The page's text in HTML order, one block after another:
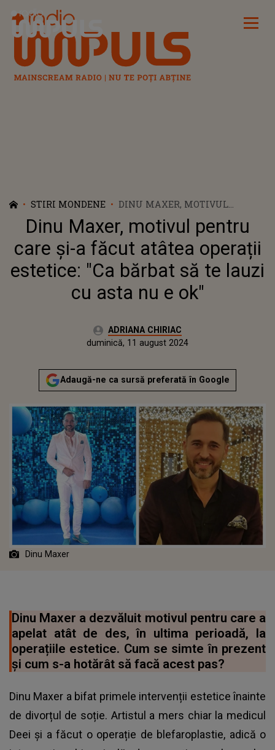
Radio Impuls
STIRI MONDENE
DINU MAXER, MOTIVUL
PENTRU CARE ȘI-A FĂCUT
ATÂTEA OPERAȚII ESTETICE:
"CA BĂRBAT SĂ TE LAUZI CU
ASTA NU E OK"
Dinu Maxer, motivul pentru
care și-a făcut atâtea operații
estetice: "Ca bărbat să te lauzi
cu asta nu e ok"
Autor:ADRIANA CHIRIAC
Actualizat:
duminică, 11 august 2024
Adaugă-ne ca sursă preferată în Google
Dinu Maxer
Dinu Maxer a dezvăluit motivul pentru care a
apelat atât de des, în ultima perioadă, la
operațiile estetice. Cum se simte în prezent
și cum s-a hotărât să facă acest pas?
Dinu Maxer a bifat primele intervenții estetice înainte
de divorțul de soție. Artistul a mers chiar la medicul
Deei și a făcut o operație de blefaroplastie, adică o